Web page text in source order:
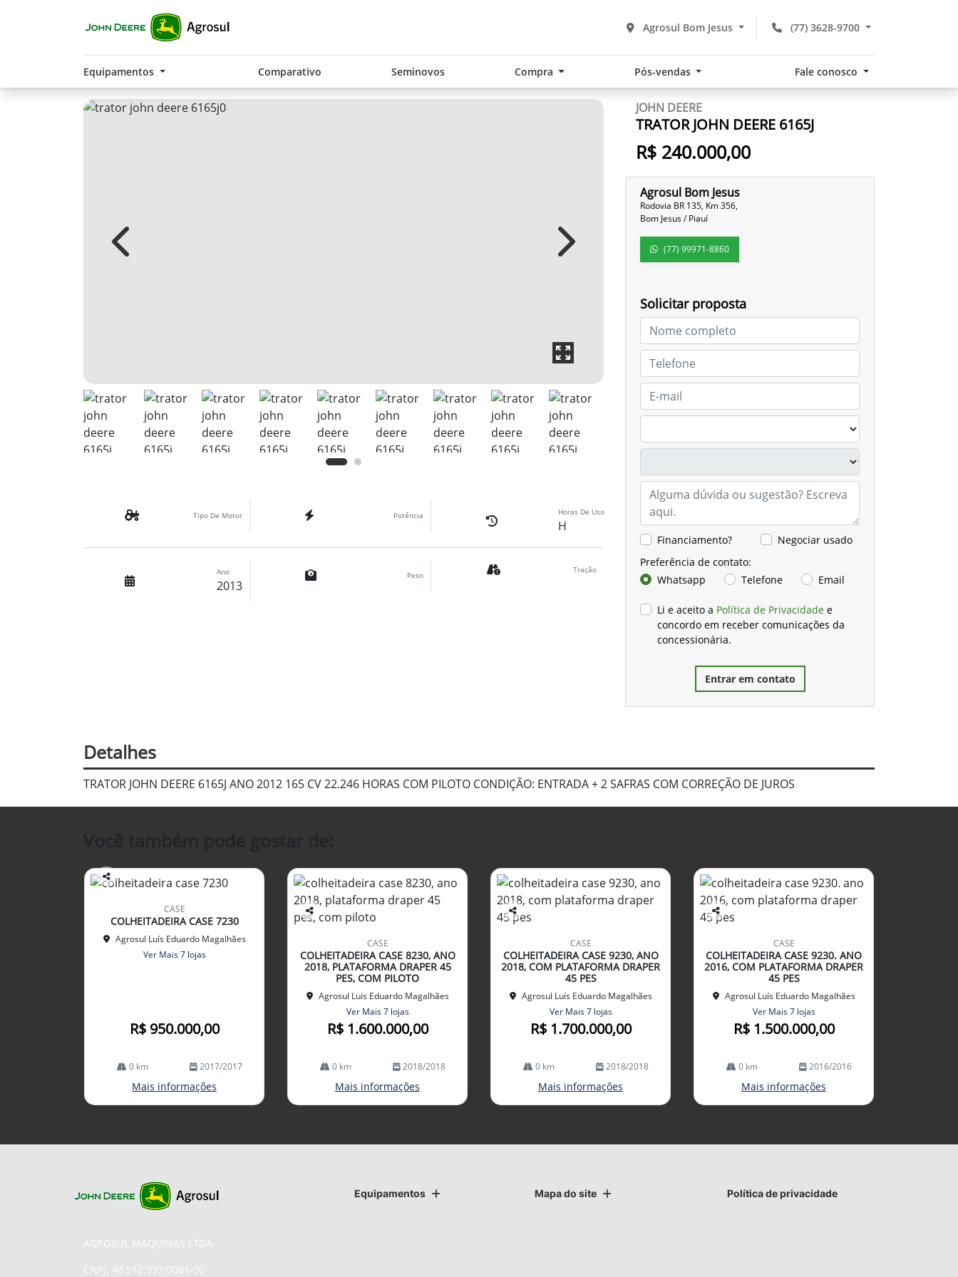
(77) 3628-9700
Agrosul Bom Jesus
Equipamentos Comparativo Seminovos Compra Pós-vendas Fale conosco
JOHN DEERE
TRATOR JOHN DEERE 6165J
R$ 240.000,00
Agrosul Bom Jesus
Rodovia BR 135, Km 356,
Bom Jesus / Piauí
(77) 99971-8860
Solicitar proposta
Financiamento?
Negociar usado
Preferência de contato:
Whatsapp
Telefone Email
Li e aceito a Política de Privacidade e
concordo em receber comunicações da
concessionária.
Entrar em contato
Previous Next
Tipo De Motor Potência Horas De Uso
H
Ano
2013
Peso
Tração
Detalhes
TRATOR JOHN DEERE 6165J ANO 2012 165 CV 22.246 HORAS COM PILOTO CONDIÇÃO: ENTRADA + 2 SAFRAS COM CORREÇÃO DE JUROS
Co
lhe
CASE
COLHEITADEIRA CASE 7230
Agrosul Luís Eduardo Magalhães
Ver Mais 7 lojas
R$ 950.000,00
0 km 2017/2017
Mais informações
Co
arti
lhe
CASE
COLHEITADEIRA CASE 8230, ANO
2018, PLATAFORMA DRAPER 45
PES, COM PILOTO
Agrosul Luís Eduardo Magalhães
Ver Mais 7 lojas
R$ 1.600.000,00
0 km 2018/2018
Mais informações
Co
arti
lhe
CASE
COLHEITADEIRA CASE 9230, ANO
2018, COM PLATAFORMA DRAPER
45 PES
Agrosul Luís Eduardo Magalhães
Ver Mais 7 lojas
R$ 1.700.000,00
0 km 2018/2018
Mais informações
Co
arti
lhe
CASE
COLHEITADEIRA CASE 9230. ANO
2016, COM PLATAFORMA DRAPER
45 PES
Agrosul Luís Eduardo Magalhães
Ver Mais 7 lojas
R$ 1.500.000,00
0 km 2016/2016
Mais informações
Equipamentos Mapa do site Política de privacidade
AGROSUL MAQUINAS LTDA
CNPJ: 40.512.337/0001-00